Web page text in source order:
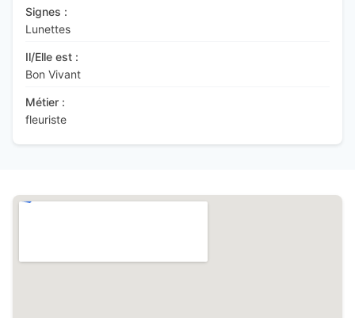
Signes :
Lunettes
Il/Elle est :
Bon Vivant
Métier :
fleuriste